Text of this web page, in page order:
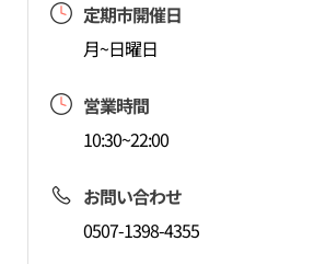
定期市開催日
月~日曜日
営業時間
10:30~22:00
お問い合わせ
0507-1398-4355